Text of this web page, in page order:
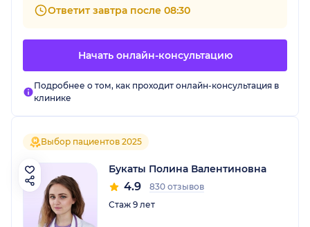
Ответит завтра после 08:30
Начать онлайн-консультацию
Подробнее о том, как проходит онлайн-консультация в
клинике
Выбор пациентов 2025
Букаты Полина Валентиновна
4.9
830 отзывов
Стаж 9 лет